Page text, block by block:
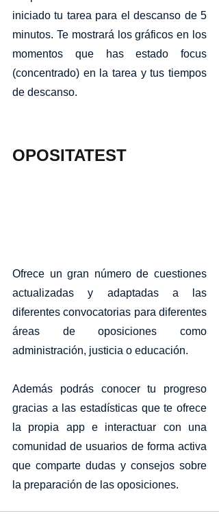
iniciado tu tarea para el descanso de 5
minutos. Te mostrará los gráficos en los
momentos que has estado focus
(concentrado) en la tarea y tus tiempos
de descanso.
OPOSITATEST
Ofrece un gran número de cuestiones
actualizadas y adaptadas a las
diferentes convocatorias para diferentes
áreas de oposiciones como
administración, justicia o educación.
Además podrás conocer tu progreso
gracias a las estadísticas que te ofrece
la propia app e interactuar con una
comunidad de usuarios de forma activa
que comparte dudas y consejos sobre
la preparación de las oposiciones.